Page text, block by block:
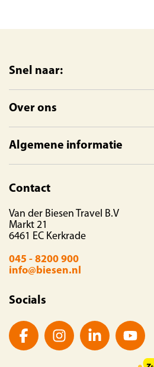
Snel naar:
Over ons
Algemene informatie
Contact
Van der Biesen Travel B.V
Markt 21
6461 EC Kerkrade
045 - 8200 900
info@biesen.nl
Socials